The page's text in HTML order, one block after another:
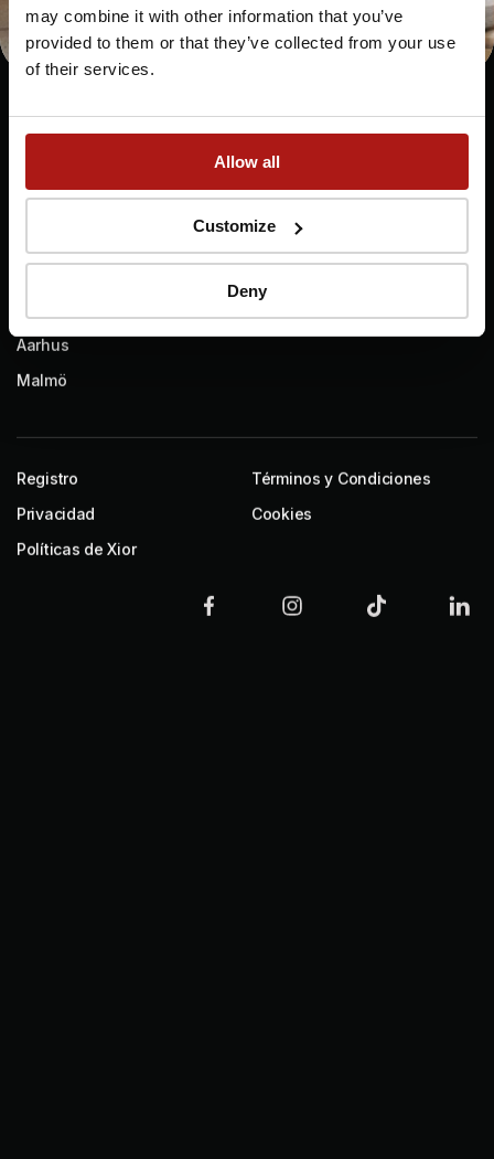
may combine it with other information that you’ve
provided to them or that they’ve collected from your use
of their services.
Allow all
Customize
Deny
Lodz Rewolucji
Katowice
Wrocław
Potsdam
Dortmund
Aarhus
Malmö
Registro
Términos y Condiciones
Privacidad
Cookies
Políticas de Xior